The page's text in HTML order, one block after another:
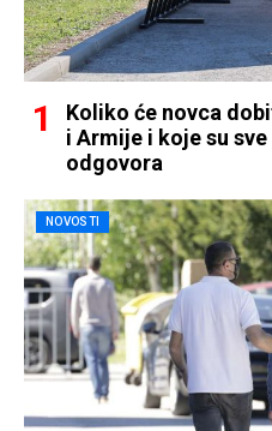
Koliko će novca
i Armije i koje su
odgovora
NOVOSTI